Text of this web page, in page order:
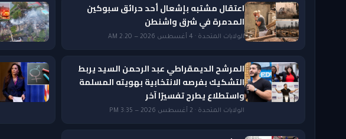
اعتقال مشتبه بإشعال أحد حرائق سبوكين
المدمرة في شرق واشنطن
الولايات المتحدة · 4 أغسطس 2026 — 2:20 AM
المرشح الديمقراطي عبد الرحمن السيد يربط
التشكيك بفرصه الانتخابية بهويته المسلمة
واستطلاع يطرح تفسيرًا آخر
الولايات المتحدة · 2 أغسطس 2026 — 3:35 PM